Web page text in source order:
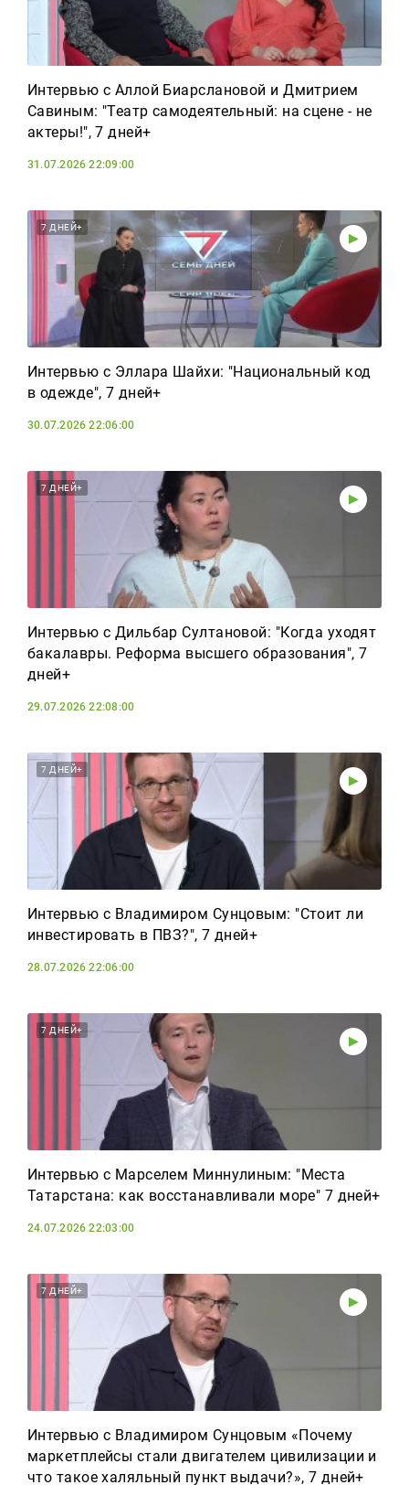
Интервью с Аллой Биарслановой и Дмитрием
Савиным: "Театр самодеятельный: на сцене - не
актеры!", 7 дней+
31.07.2026 22:09:00
7 ДНЕЙ+
Интервью с Эллара Шайхи: "Национальный код
в одежде", 7 дней+
30.07.2026 22:06:00
7 ДНЕЙ+
Интервью с Дильбар Султановой: "Когда уходят
бакалавры. Реформа высшего образования", 7
дней+
29.07.2026 22:08:00
7 ДНЕЙ+
Интервью с Владимиром Сунцовым: "Стоит ли
инвестировать в ПВЗ?", 7 дней+
28.07.2026 22:06:00
7 ДНЕЙ+
Интервью с Марселем Миннулиным: "Места
Татарстана: как восстанавливали море" 7 дней+
24.07.2026 22:03:00
7 ДНЕЙ+
Интервью с Владимиром Сунцовым «Почему
маркетплейсы стали двигателем цивилизации и
что такое халяльный пункт выдачи?», 7 дней+